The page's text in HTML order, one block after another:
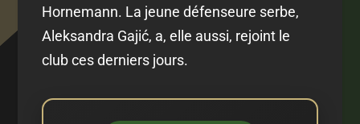
Hornemann. La jeune défenseure serbe,
Aleksandra Gajić, a, elle aussi, rejoint le
club ces derniers jours.